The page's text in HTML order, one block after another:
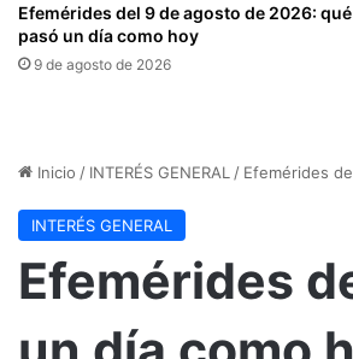
Efemérides del 9 de agosto de 2026: qué
pasó un día como hoy
9 de agosto de 2026